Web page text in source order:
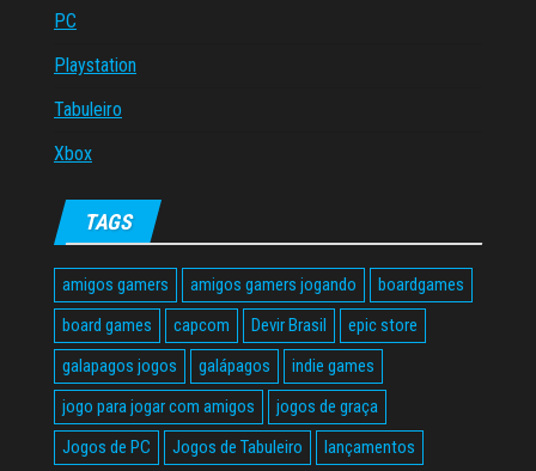
PC
Playstation
Tabuleiro
Xbox
TAGS
amigos gamers amigos gamers jogando
boardgames
board games
capcom Devir Brasil
epic store
galapagos jogos
galápagos
indie games
jogo para jogar com amigos
jogos de graça
Jogos de PC
Jogos de Tabuleiro
lançamentos